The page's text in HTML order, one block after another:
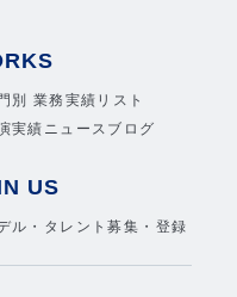
別 業務実績リスト
実績ニュースブログ
US
ル・タレント募集・登録